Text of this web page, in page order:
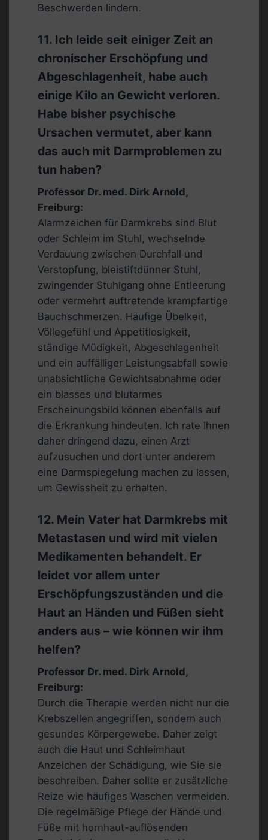
Beschwerden lindern.
11. Ich leide seit einiger Zeit an
chronischer Erschöpfung und
Abgeschlagenheit, habe auch
einige Kilo an Gewicht verloren.
Habe bisher psychische
Ursachen vermutet, aber kann
das auch mit Darmproblemen zu
tun haben?
Professor Dr. med. Dirk Arnold,
Freiburg:
Alarmzeichen für Darmkrebs sind Blut
oder Schleim im Stuhl, wechselnde
Verdauung zwischen Durchfall und
Verstopfung, bleistiftdünner Stuhl,
zwingender Stuhlgang ohne Entleerung
oder vermehrt auftretende krampfartige
Bauchschmerzen. Häufige Übelkeit,
Völlegefühl und Appetitlosigkeit,
ständige Müdigkeit, Abgeschlagenheit
und ein auffälliger Leistungsabfall sowie
unabsichtliche Gewichtsabnahme oder
ein blasses und blutarmes
Erscheinungsbild können ebenfalls auf
die Erkrankung hindeuten. Ich rate Ihnen
daher dringend dazu, einen Arzt
aufzusuchen und dort unter anderem
eine Darmspiegelung machen zu lassen,
um Gewissheit zu erhalten.
12. Mein Vater hat Darmkrebs mit
Metastasen und wird mit vielen
Medikamenten behandelt. Er
leidet vor allem unter
Erschöpfungszuständen und die
Haut an Händen und Füßen sieht
anders aus – wie können wir ihm
helfen?
Professor Dr. med. Dirk Arnold,
Freiburg:
Durch die Therapie werden nicht nur die
Krebszellen angegriffen, sondern auch
gesundes Körpergewebe. Daher zeigt
auch die Haut und Schleimhaut
Anzeichen der Schädigung, wie Sie sie
beschreiben. Daher sollte er zusätzliche
Reize wie häufiges Waschen vermeiden.
Die regelmäßige Pflege der Hände und
Füße mit hornhaut-auflösenden